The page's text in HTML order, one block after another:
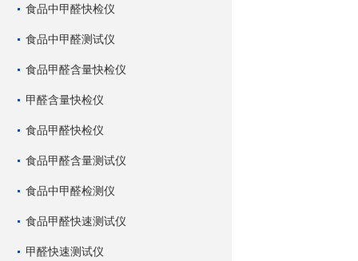
食品中甲醛快检仪
食品中甲醛测试仪
食品甲醛含量快检仪
甲醛含量快检仪
食品甲醛快检仪
食品甲醛含量测试仪
食品中甲醛检测仪
食品甲醛快速测试仪
甲醛快速测试仪